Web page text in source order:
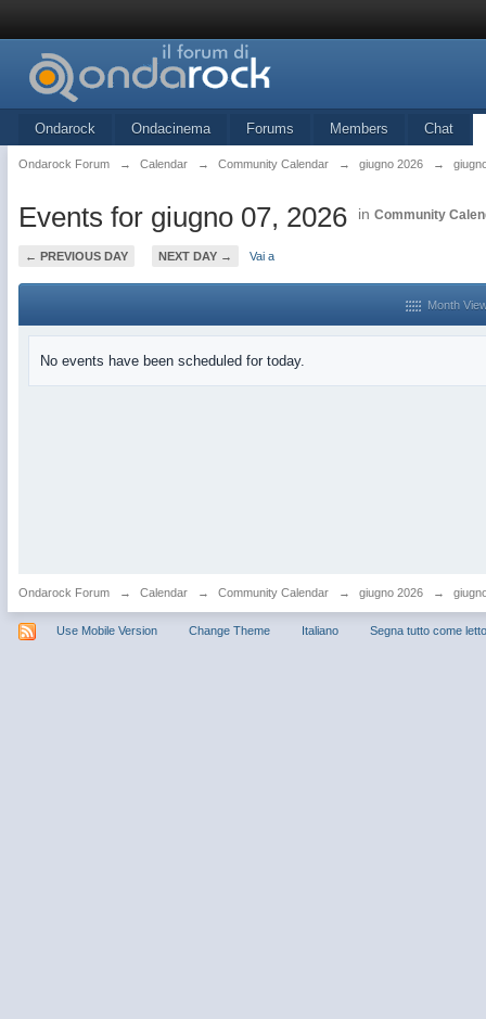
Ondarock Ondacinema Forums Members Chat
Ondarock Forum → Calendar → Community Calendar → giugno 2026 →
Events for giugno 07, 2026 in Community
← PREVIOUS DAY NEXT DAY → Vai a
Month
No events have been scheduled for today.
Ondarock Forum → Calendar → Community Calendar → giugno 2026 →
Use Mobile Version Change Theme Italiano Segna tutto come letto